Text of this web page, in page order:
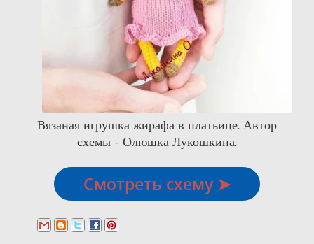
Вязаная игрушка жирафа в платьице. Автор
схемы - Олюшка Лукошкина.
Смотреть схему ➤